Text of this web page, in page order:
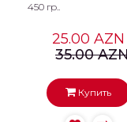
450 гр..
25.00 AZN
35.00
Купить